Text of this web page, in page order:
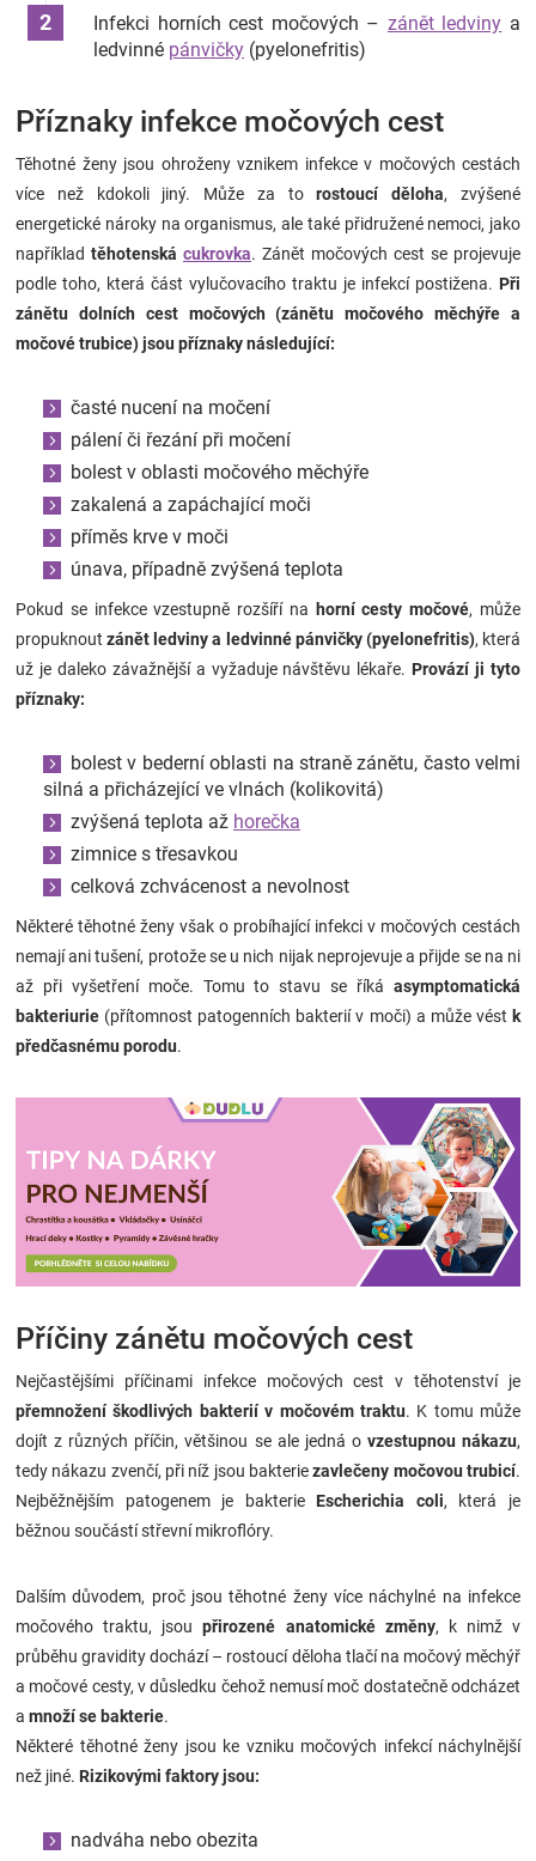
Infekci horních cest močových – zánět ledviny a
ledvinné pánvičky (pyelonefritis)
Příznaky infekce močových cest
Těhotné ženy jsou ohroženy vznikem infekce v močových cestách
více než kdokoli jiný. Může za torostoucí děloha, zvýšené
energetické nároky na organismus, ale také přidružené nemoci, jako
například těhotenská cukrovka. Zánět močových cest se projevuje
podle toho, která část vylučovacího traktu je infekcí postižena. Při
zánětu dolních cest močových (zánětu močového měchýře a
močové trubice) jsou příznaky následující:
časté nucení na močení
pálení či řezání při močení
bolest v oblasti močového měchýře
zakalená a zapáchající moči
příměs krve v moči
únava, případně zvýšená teplota
Pokud se infekce vzestupně rozšíří na horní cesty močové, může
propuknoutzánět ledviny a ledvinné pánvičky (pyelonefritis), která
už je daleko závažnější a vyžaduje návštěvu lékaře.Provází ji tyto
příznaky:
bolest v bederní oblasti na straně zánětu, často velmi
silná a přicházející ve vlnách (kolikovitá)
zvýšená teplota až horečka
zimnice s třesavkou
celková zchvácenost a nevolnost
Některé těhotné ženy však o probíhající infekci v močových cestách
nemají ani tušení, protože se u nich nijak neprojevuje a přijde se na ni
až při vyšetření moče. Tomu to stavu se říká asymptomatická
bakteriurie (přítomnost patogenních bakterií v moči) a může vést k
předčasnému porodu.
Příčiny zánětu močových cest
Nejčastějšími příčinami infekce močových cest v těhotenství je
přemnožení škodlivých bakterií v močovém traktu. K tomu může
dojít z různých příčin, většinou se ale jedná ovzestupnou nákazu,
tedy nákazu zvenčí, při níž jsou bakteriezavlečeny močovou trubicí.
Nejběžnějším patogenem je bakterieEscherichia coli, která je
běžnou součástí střevní mikroflóry.
Dalším důvodem, proč jsou těhotné ženy více náchylné na infekce
močového traktu, jsoupřirozené anatomické změny, k nimž v
průběhu gravidity dochází – rostoucí děloha tlačí na močový měchýř
a močové cesty, v důsledku čehož nemusí moč dostatečně odcházet
a množí se bakterie.
Některé těhotné ženy jsou ke vzniku močových infekcí náchylnější
než jiné. Rizikovými faktory jsou:
nadváha nebo obezita